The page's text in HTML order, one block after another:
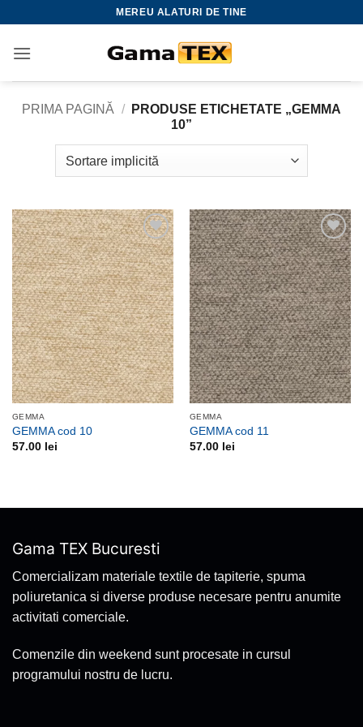
content
MEREU ALATURI DE TINE
PRIMA PAGINĂ /
PRODUSE ETICHETATE „GEMMA
10”
Adauga
la
favorite
GEMMA
GEMMA cod 10
57.00 lei
Adauga
la
favorite
GEMMA
GEMMA cod 11
57.00 lei
Gama TEX Bucuresti
Comercializam materiale textile de tapiterie, spuma
poliuretanica si diverse produse necesare pentru anumite
activitati comerciale.
Comenzile din weekend sunt procesate in cursul
programului nostru de lucru.